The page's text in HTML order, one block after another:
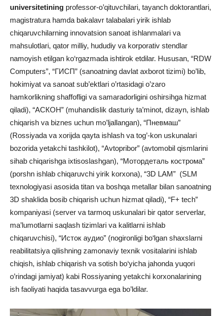
universitetining professor-o’qituvchilari, tayanch doktorantlari,
magistratura hamda bakalavr talabalari yirik ishlab
chiqaruvchilarning innovatsion sanoat ishlanmalari va
mahsulotlari, qator milliy, hududiy va korporativ stendlar
namoyish etilgan ko‘rgazmada ishtirok etdilar. Hususan, “RDW
Computers”, “ГИСП” (sanoatning davlat axborot tizimi) bo’lib,
hokimiyat va sanoat sub’ektlari o’rtasidagi o’zaro
hamkorlikning shaffofligi va samaradorligini oshirsihga hizmat
qiladi), “АСКОН” (muhandislik dasturiy ta’minot, dizayn, ishlab
chiqarish va biznes uchun mo’ljallangan), “Пневмаш”
(Rossiyada va xorijda qayta ishlash va tog’-kon uskunalari
bozorida yetakchi tashkilot), “Avtopribor” (avtomobil qismlarini
sihab chiqarishga ixtisoslashgan), “Мотордеталь кострома”
(porshn ishlab chiqaruvchi yirik korxona), “3D LAM” (SLM
texnologiyasi asosida titan va boshqa metallar bilan sanoatning
3D shaklida bosib chiqarish uchun hizmat qiladi), “F+ tech”
kompaniyasi (server va tarmoq uskunalari bir qator serverlar,
ma’lumotlarni saqlash tizimlari va kalitlarni ishlab
chiqaruvchisi), “Исток аудио” (nogironligi bo‘lgan shaxslarni
reabilitatsiya qilishning zamonaviy texnik vositalarini ishlab
chiqish, ishlab chiqarish va sotish bo‘yicha jahonda yuqori
o’rindagi jamiyat) kabi Rossiyaning yetakchi korxonalarining
ish faoliyati haqida tasavvurga ega bo’ldilar.